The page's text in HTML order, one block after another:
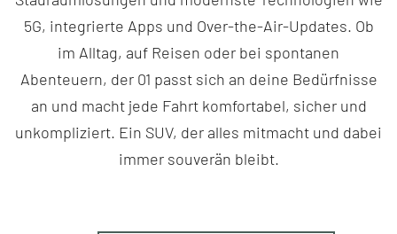
5G, integrierte Apps und Over-the-Air-Updates. Ob
im Alltag, auf Reisen oder bei spontanen
Abenteuern, der 01 passt sich an deine Bedürfnisse
an und macht jede Fahrt komfortabel, sicher und
unkompliziert. Ein SUV, der alles mitmacht und dabei
immer souverän bleibt.